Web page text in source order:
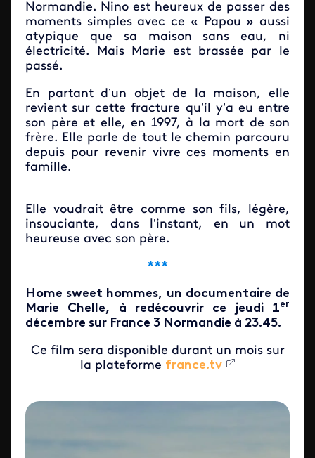
Normandie. Nino est heureux de passer des
moments simples avec ce « Papou » aussi
atypique que sa maison sans eau, ni
électricité. Mais Marie est brassée par le
passé.
En partant d’un objet de la maison, elle
revient sur cette fracture qu’il y’a eu entre
son père et elle, en 1997, à la mort de son
frère. Elle parle de tout le chemin parcouru
depuis pour revenir vivre ces moments en
famille.
Elle voudrait être comme son fils, légère,
insouciante, dans l’instant, en un mot
heureuse avec son père.
***
Home sweet hommes, un documentaire de
Marie Chelle, à redécouvrir ce jeudi 1er
décembre sur France 3 Normandie à 23.45.
Ce film sera disponible durant un mois sur
la plateforme france.tv